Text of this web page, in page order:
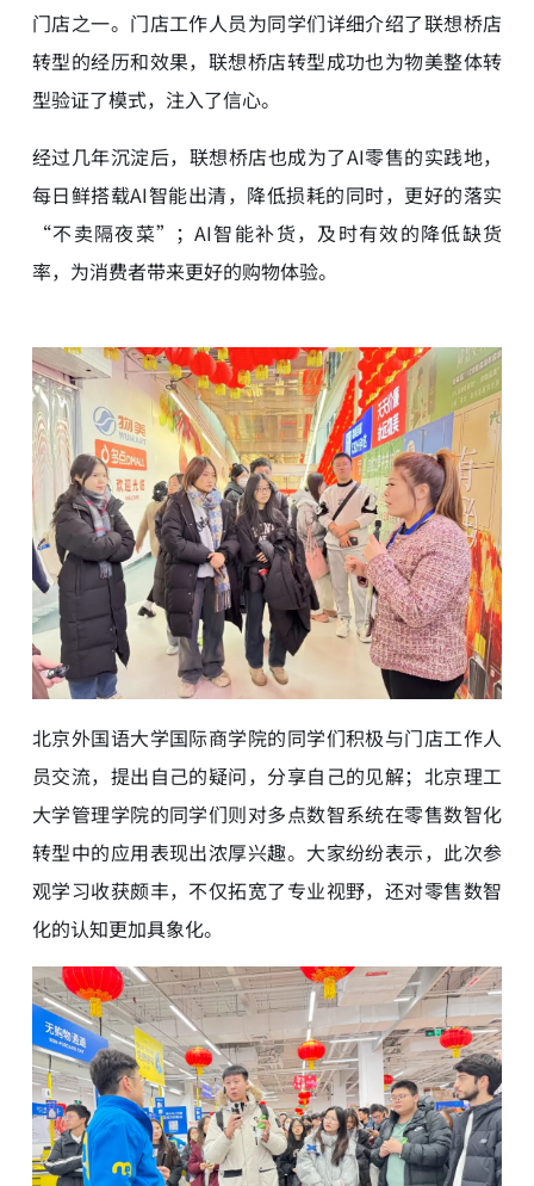
门店之一。门店工作人员为同学们详细介绍了联想桥店
转型的经历和效果，联想桥店转型成功也为物美整体转
型验证了模式，注入了信心。
经过几年沉淀后，联想桥店也成为了AI零售的实践地，
每日鲜搭载AI智能出清，降低损耗的同时，更好的落实
“不卖隔夜菜”；AI智能补货，及时有效的降低缺货
率，为消费者带来更好的购物体验。
北京外国语大学国际商学院的同学们积极与门店工作人
员交流，提出自己的疑问，分享自己的见解；北京理工
大学管理学院的同学们则对多点数智系统在零售数智化
转型中的应用表现出浓厚兴趣。大家纷纷表示，此次参
观学习收获颇丰，不仅拓宽了专业视野，还对零售数智
化的认知更加具象化。